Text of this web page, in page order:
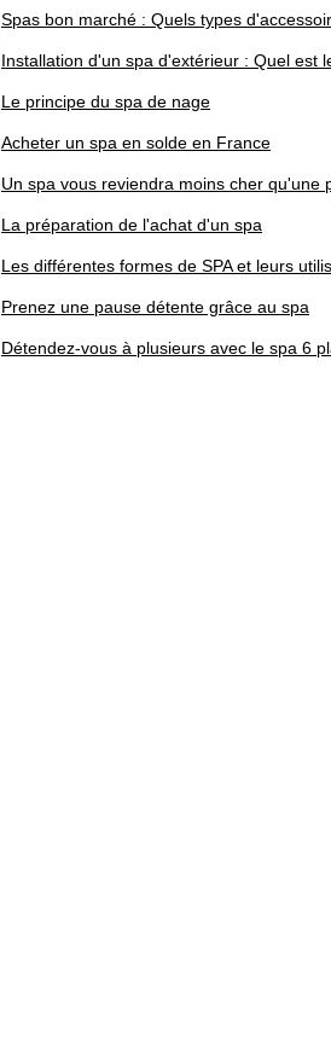
Spas bon marché : Quels types
Installation d'un spa d'extérieur : Quel est
Le principe du spa de nage
Acheter un spa en solde en France
Un spa vous reviendra moins cher qu'une
La préparation de l'achat d'un spa
Les différentes formes de SPA et leurs
Prenez une pause détente grâce au spa
Détendez-vous à plusieurs avec le spa 6